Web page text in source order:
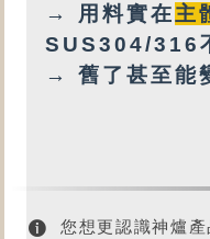
→ 用料實在主
SUS304/316
→ 舊了甚至能
您想更認識神爐